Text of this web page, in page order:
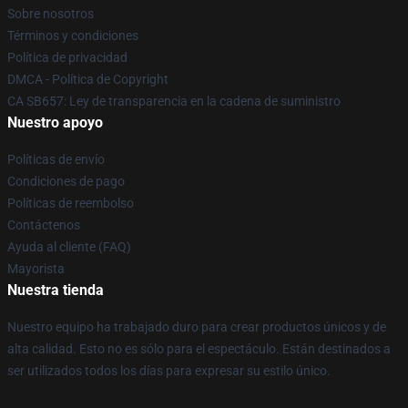
Sobre nosotros
Términos y condiciones
Política de privacidad
DMCA - Política de Copyright
CA SB657: Ley de transparencia en la cadena de suministro
Nuestro apoyo
Políticas de envío
Condiciones de pago
Políticas de reembolso
Contáctenos
Ayuda al cliente (FAQ)
Mayorista
Nuestra tienda
Nuestro equipo ha trabajado duro para crear productos únicos y de
alta calidad. Esto no es sólo para el espectáculo. Están destinados a
ser utilizados todos los días para expresar su estilo único.